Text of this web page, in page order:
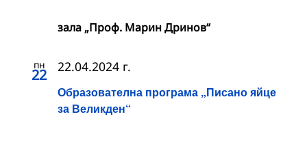
зала „Проф. Марин Дринов“
пн
22
Образователна програма „Писано яйце
за Великден“
22.04.2024 г.